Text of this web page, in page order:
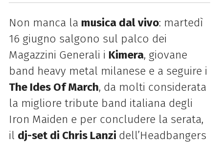
Non manca la musica dal vivo: martedì
16 giugno salgono sul palco dei
Magazzini Generali i Kimera, giovane
band heavy metal milanese e a seguire i
The Ides Of March, da molti considerata
la migliore tribute band italiana degli
Iron Maiden e per concludere la serata,
il dj-set di Chris Lanzi dell’Headbangers